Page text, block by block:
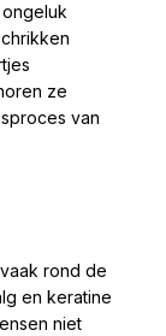
ze
van
rond de
en keratine
niet